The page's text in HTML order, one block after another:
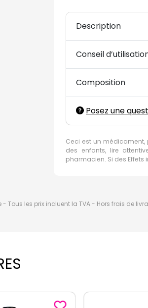
Description
Conseil
Composition
Posez une
Ceci est un
des enfants, lire
pharmacien. Si des
Tous les prix incluent la TVA - Hors frais de